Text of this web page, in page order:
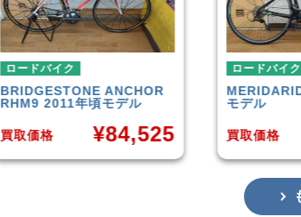
ロードバイク
MERIDARIDE 200 2017年
モデル
買取価格 ¥30,283
ロードバイク
EVO 6
買取価格